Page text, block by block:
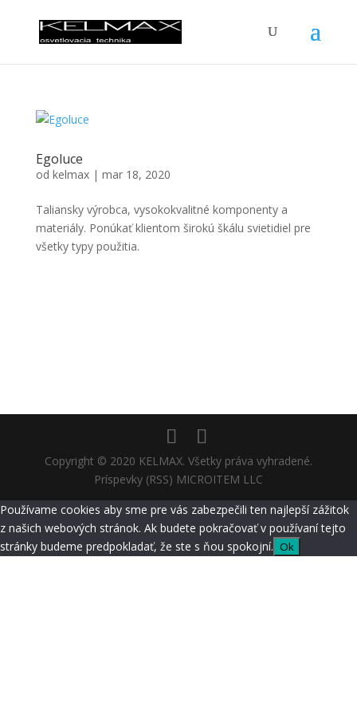
Egoluce
od kelmax| mar 18, 2020
Taliansky výrobca, vysokokvalitné komponenty a
materiály. Ponúkať klientom širokú škálu svietidiel pre
všetky typy použitia.
Copyright © 2020 KELMAX. Všetky práva vyhradené.
Príspevky (RSS) MICROITEM LLC
Používame cookies aby sme pre vás zabezpečili ten najlepší zážitok
z našich webových stránok. Ak budete pokračovať v používaní tejto
stránky budeme predpokladať, že ste s ňou spokojní. Ok